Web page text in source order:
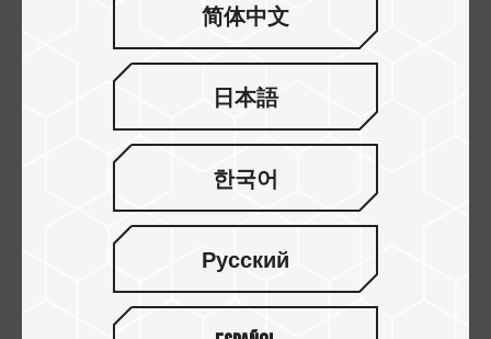
C186 省力碟
简体中文
日本語
한국어
Русский